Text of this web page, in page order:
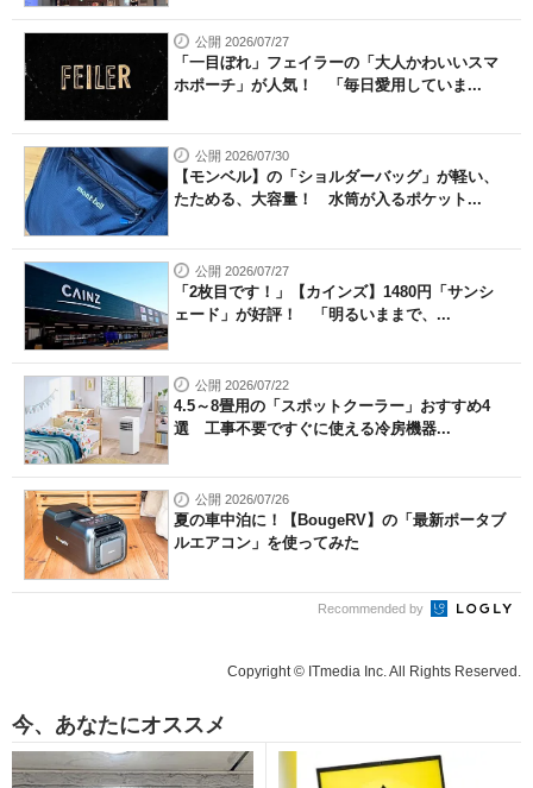
公開 2026/07/27
「一目ぼれ」フェイラーの「大人かわいいスマ
ホポーチ」が人気！ 「毎日愛用していま...
公開 2026/07/30
【モンベル】の「ショルダーバッグ」が軽い、
たためる、大容量！ 水筒が入るポケット...
公開 2026/07/27
「2枚目です！」【カインズ】1480円「サンシ
ェード」が好評！ 「明るいままで、...
公開 2026/07/22
4.5～8畳用の「スポットクーラー」おすすめ4
選 工事不要ですぐに使える冷房機器...
公開 2026/07/26
夏の車中泊に！【BougeRV】の「最新ポータブ
ルエアコン」を使ってみた
Recommended by
Copyright © ITmedia Inc. All Rights Reserved.
今、あなたにオススメ